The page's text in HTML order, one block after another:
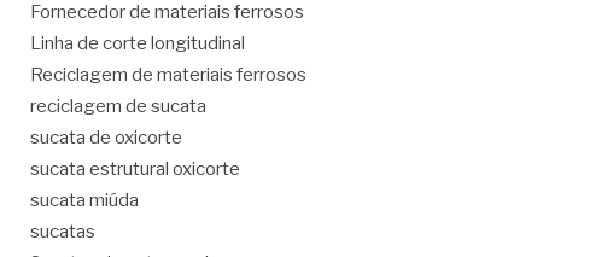
Fornecedor de materiais ferrosos
Linha de corte longitudinal
Reciclagem de materiais ferrosos
reciclagem de sucata
sucata de oxicorte
sucata estrutural oxicorte
sucata miúda
sucatas